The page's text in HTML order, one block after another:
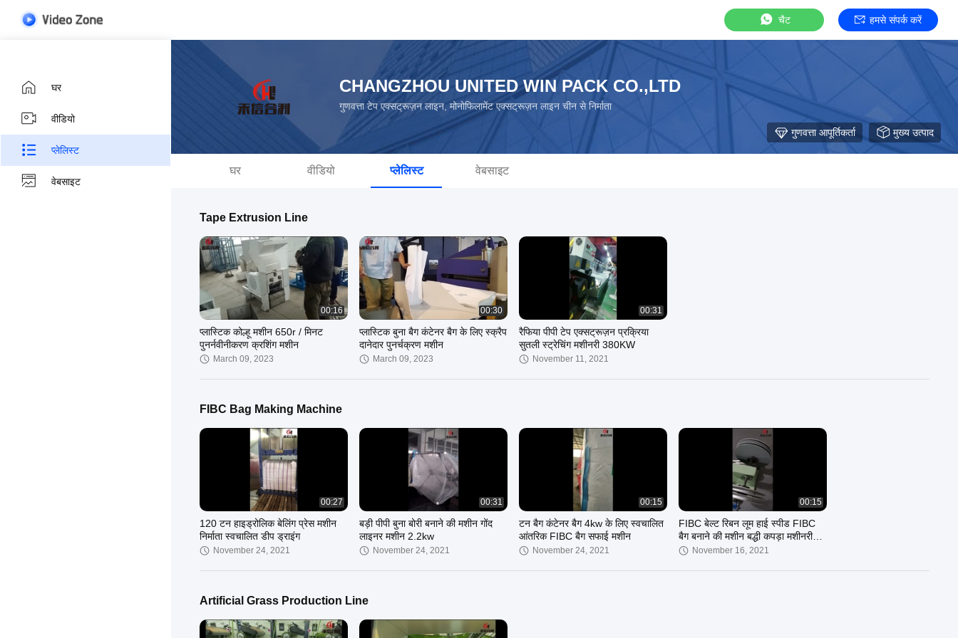
चैट हमसे संपर्क करें
घर
वीडियो
प्लेलिस्ट
वेबसाइट
CHANGZHOU UNITED WIN PACK CO.,LTD
गुणवत्ता टेप एक्सट्रूज़न लाइन, मोनोफिलामेंट एक्सट्रूज़न लाइन चीन से निर्माता
गुणवत्ता आपूर्तिकर्ता मुख्य उत्पाद
घर वीडियो प्लेलिस्ट वेबसाइट
Tape Extrusion Line
00:16
प्लास्टिक कोल्हू मशीन 650r / मिनट
पुनर्नवीनीकरण क्रशिंग मशीन
March 09, 2023
00:30
प्लास्टिक बुना बैग कंटेनर बैग के लिए स्क्रैप
दानेदार पुनर्चक्रण मशीन
March 09, 2023
00:31
रैफिया पीपी टेप एक्सट्रूज़न प्रक्रिया
सुतली स्ट्रेचिंग मशीनरी 380KW
November 11, 2021
FIBC Bag Making Machine
00:27
120 टन हाइड्रोलिक बेलिंग प्रेस मशीन
निर्माता स्वचालित डीप ड्राइंग
November 24, 2021
00:31
बड़ी पीपी बुना बोरी बनाने की मशीन गोंद
लाइनर मशीन 2.2kw
November 24, 2021
00:15
टन बैग कंटेनर बैग 4kw के लिए स्वचालित
आंतरिक FIBC बैग सफाई मशीन
November 24, 2021
00:15
FIBC बेल्ट रिबन लूम हाई स्पीड FIBC
बैग बनाने की मशीन बद्धी कपड़ा मशीनरी
स्वचालनNovember 16, 2021
Artificial Grass Production Line